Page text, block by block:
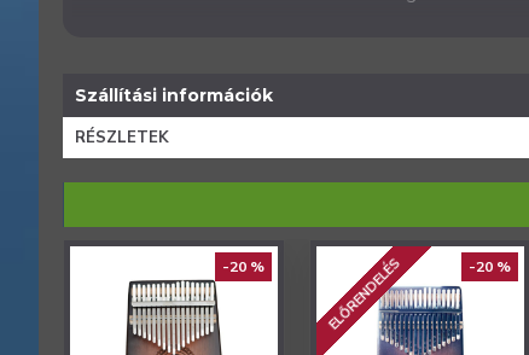
Szállítási információk
RÉSZLETEK
-20 % -20 %
ELŐRENDELÉS